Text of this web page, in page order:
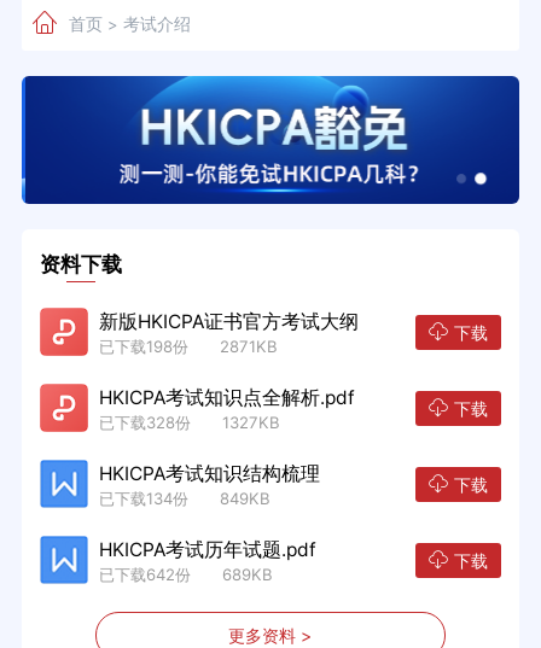
首页> 考试介绍
资料下载
新版HKICPA证书官方考试大纲
已下载198份 2871KB
下载
HKICPA考试知识点全解析.pdf
已下载328份 1327KB
下载
HKICPA考试知识结构梳理
已下载134份 849KB
下载
HKICPA考试历年试题.pdf
已下载642份 689KB
下载
更多资料 >